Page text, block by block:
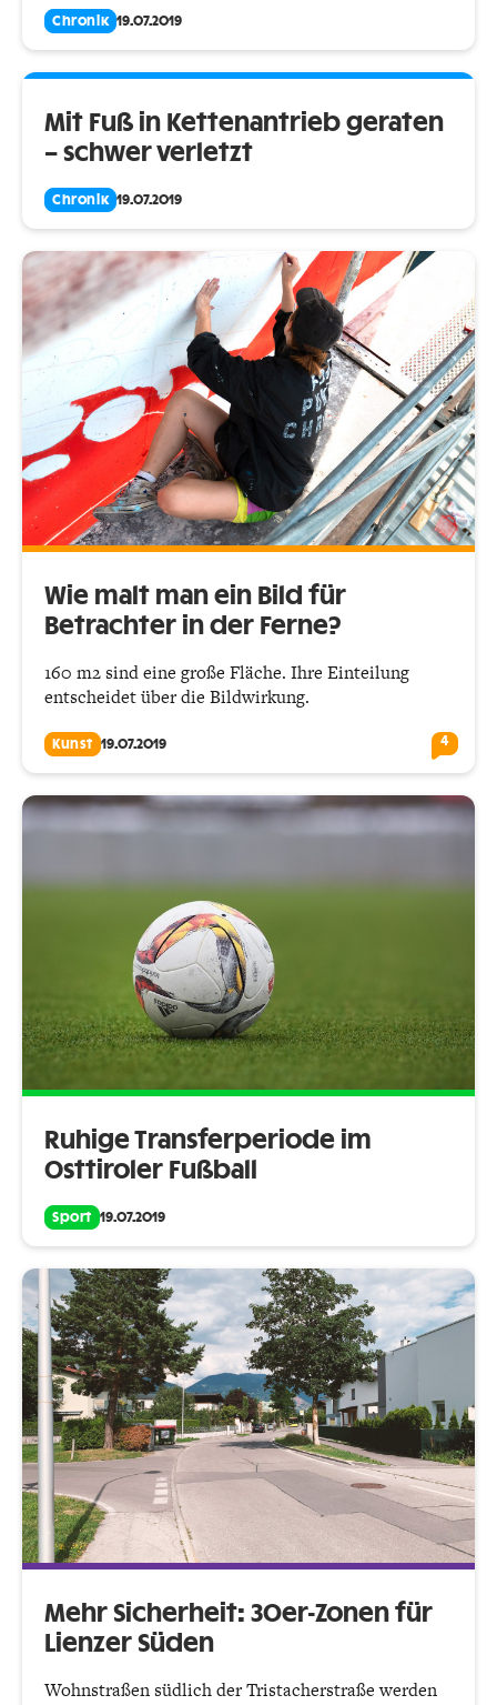
Chronik 19.07.2019
Mit Fuß in Kettenantrieb geraten
– schwer verletzt
Chronik 19.07.2019
Wie malt man ein Bild für
Betrachter in der Ferne?
160 m2 sind eine große Fläche. Ihre Einteilung
entscheidet über die Bildwirkung.
Kunst 19.07.2019 4
Ruhige Transferperiode im
Osttiroler Fußball
Sport 19.07.2019
Mehr Sicherheit: 30er-Zonen für
Lienzer Süden
Wohnstraßen südlich der Tristacherstraße werden